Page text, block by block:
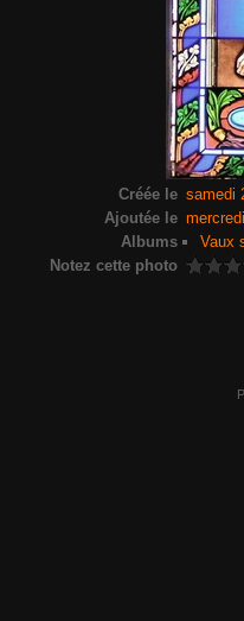
Créée le samedi
Ajoutée le
Albums
Vaux
Notez cette photo